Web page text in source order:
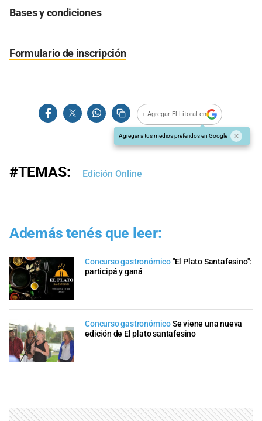
Bases y condiciones
Formulario de inscripción
+ Agregar El Litoral en
Agregar a tus medios preferidos en Google
#TEMAS: Edición Online
Además tenés que leer:
Concurso gastronómico"El Plato Santafesino":
participá y ganá
Concurso gastronómicoSe viene una nueva
edición de El plato santafesino